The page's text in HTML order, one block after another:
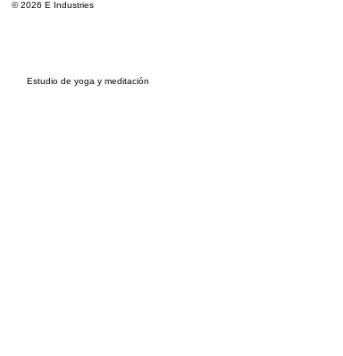
Estudio de yoga y meditación
© 2026 E Industries